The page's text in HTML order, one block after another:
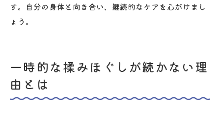
す。自分の身体と向き合い、継続的なケアを心がけまし
ょう。
一時的な揉みほぐしが続かない理
由とは